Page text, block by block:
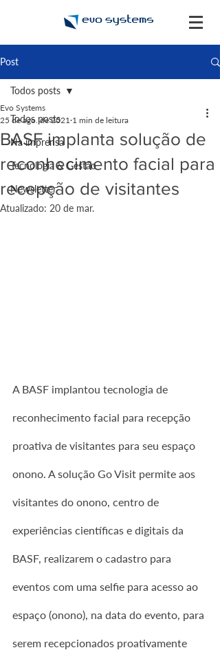
Post
Todos posts
Na imprensa
Tecnologia & Gestão
Newsletter
Todos posts
BASF implanta solução de
reconhecimento facial para
recepção de visitantes
Evo Systems
25 de ago. de 2021 1 min de leitura
Atualizado: 20 de mar.
A BASF implantou tecnologia de
reconhecimento facial para recepção
proativa de visitantes para seu espaço
onono. A solução Go Visit permite aos
visitantes do onono, centro de
experiências científicas e digitais da
BASF, realizarem o cadastro para
eventos com uma selfie para acesso ao
espaço (onono), na data do evento, para
serem recepcionados proativamente